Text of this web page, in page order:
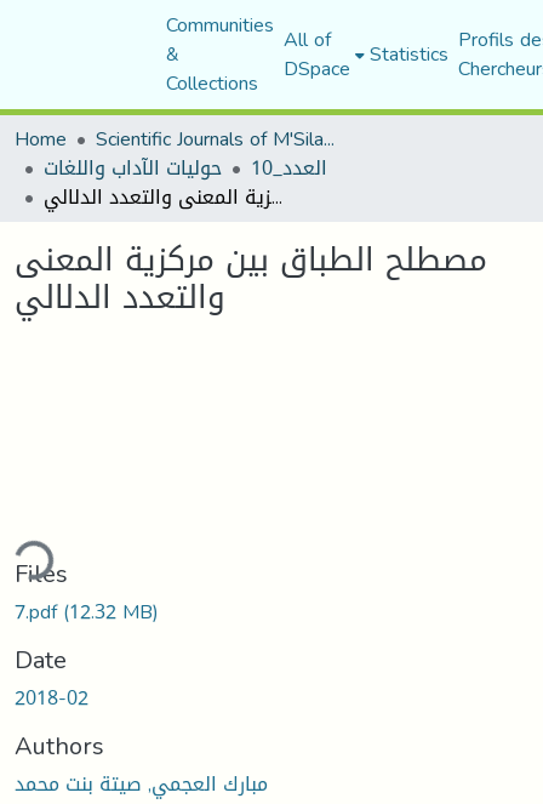
Communities
&
Collections
All of
DSpace Statistics Profils
Home
Scientific Journals of M'Sila University
حوليات الآداب واللغات العدد_10
مصطلح الطباق بين مركزية المعنى والتعدد الدلالي
مصطلح الطباق بين مركزية المعنى
والتعدد الدلالي
Files
7.pdf(12.32 MB)
Date
2018-02
Authors
مبارك العجمي, صيتة بنت محمد